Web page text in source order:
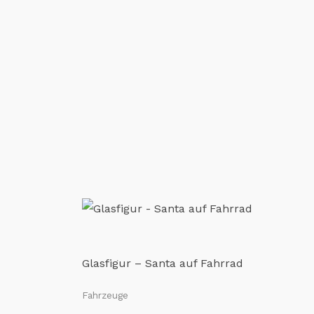
Glasfigur – Santa auf Fahrrad
Fahrzeuge